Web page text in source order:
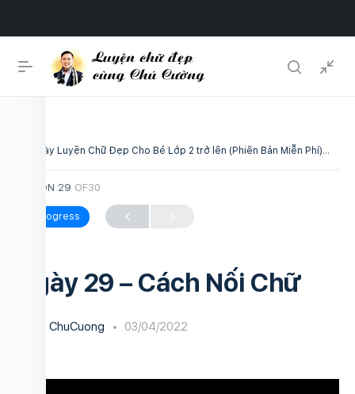
30 Ngày Luyện Chữ Đẹp Cho Bé Lớp 2 trở lên (Phiên Bản Miễn Phí)
LESSON 29 OF30
In Progress
Ngày 29 – Cách Nối Chữ
ChuCuong 03/04/2022